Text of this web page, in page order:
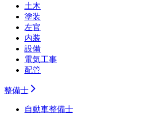
土木
塗装
左官
内装
設備
電気工事
配管
整備士
自動車整備士